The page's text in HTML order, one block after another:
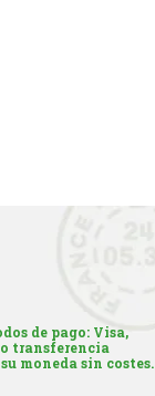
de pago: Visa,
transferencia
moneda sin costes.